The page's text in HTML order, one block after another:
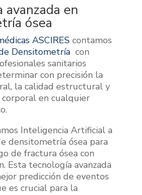
avanzada en
ósea
ASCIREScontamos
Densitometríacon
sanitarios
con precisión la
la calidad estructural y
corporal en cualquier
Inteligencia Artificial a
densitometría ósea para
de fractura ósea con
Esta tecnología avanzada
predicción de eventos
es crucial para la